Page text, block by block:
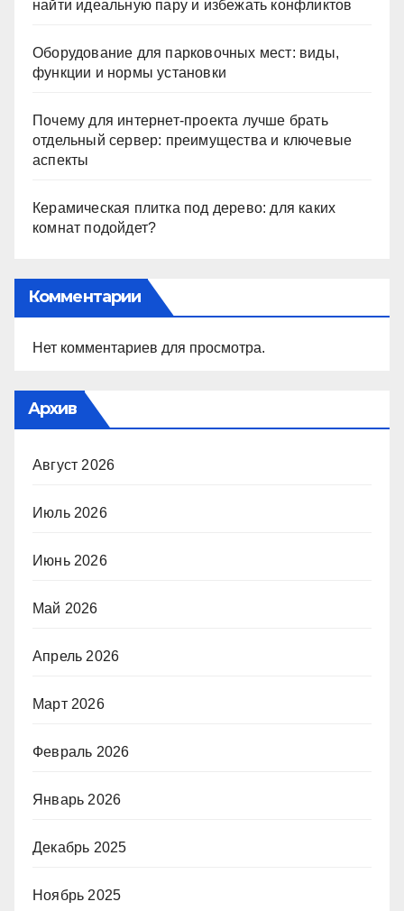
найти идеальную пару и избежать конфликтов
Оборудование для парковочных мест: виды,
функции и нормы установки
Почему для интернет-проекта лучше брать
отдельный сервер: преимущества и ключевые
аспекты
Керамическая плитка под дерево: для каких
комнат подойдет?
Комментарии
Нет комментариев для просмотра.
Архив
Август 2026
Июль 2026
Июнь 2026
Май 2026
Апрель 2026
Март 2026
Февраль 2026
Январь 2026
Декабрь 2025
Ноябрь 2025